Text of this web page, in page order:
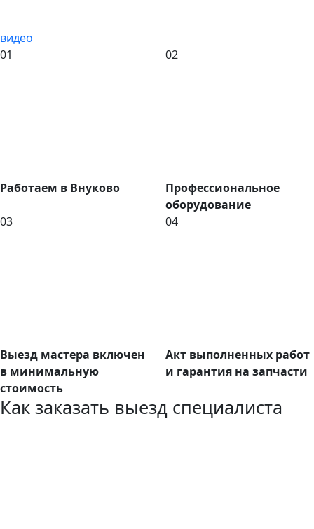
видео
01
Работаем в Внуково
02
Профессиональное
оборудование
03
Выезд мастера включен
в минимальную
стоимость
04
Акт выполненных работ
и гарантия на запчасти
Как заказать выезд специалиста